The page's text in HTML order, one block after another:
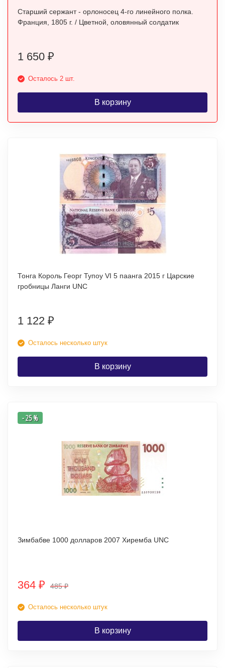
Старший сержант - орлоносец 4-го линейного полка.
Франция, 1805 г. / Цветной, оловянный солдатик
1 650 ₽
Осталось 2 шт.
В корзину
Тонга Король Георг Тупоу VI 5 паанга 2015 г Царские
гробницы Ланги UNC
1 122 ₽
Осталось несколько штук
В корзину
- 25 %
Зимбабве 1000 долларов 2007 Хиремба UNC
364 ₽ 485₽
Осталось несколько штук
В корзину